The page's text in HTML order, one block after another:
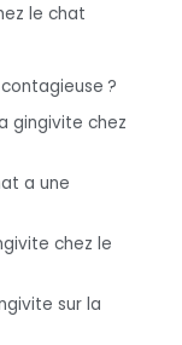
le chat
?
gingivite chez
a une
chez le
sur la